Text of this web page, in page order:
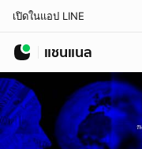
เปิดในแอป LINE
แชนแนล